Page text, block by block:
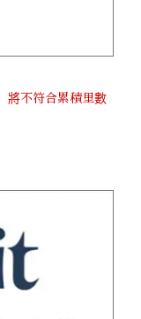
將不符合累積里數